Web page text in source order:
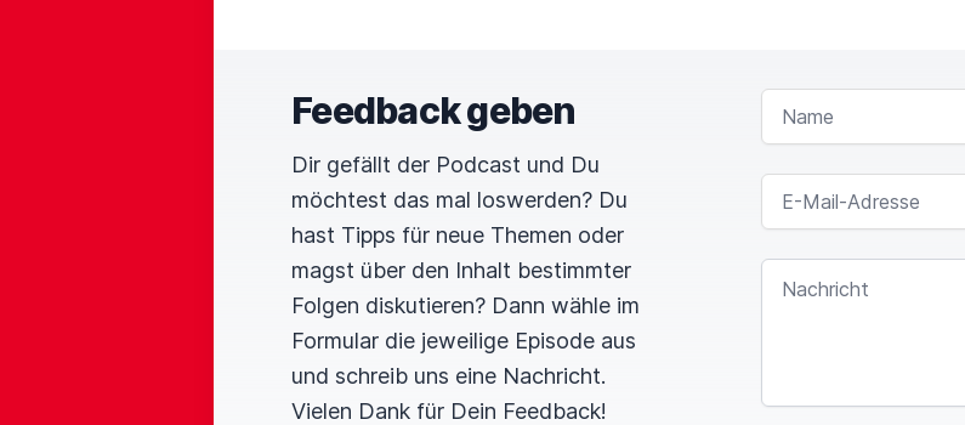
Feedback geben
Dir gefällt der Podcast und Du
möchtest das mal loswerden? Du
hast Tipps für neue Themen oder
magst über den Inhalt bestimmter
Folgen diskutieren? Dann wähle im
Formular die jeweilige Episode aus
und schreib uns eine Nachricht.
Vielen Dank für Dein Feedback!
NAME
E-MAIL-ADRESSE
NACHRICHT